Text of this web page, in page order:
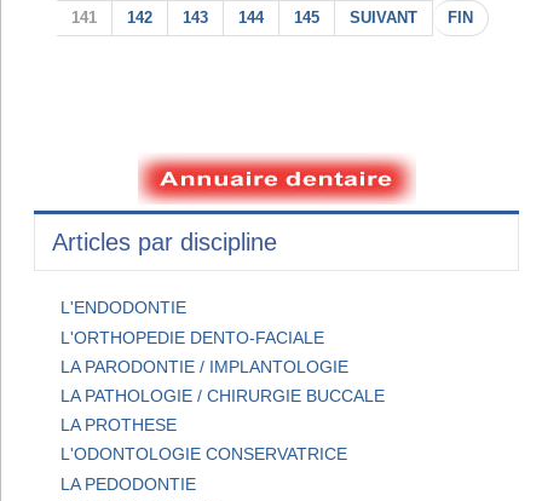
141 142 143 144 145 SUIVANT FIN
Articles par discipline
L'ENDODONTIE
L'ORTHOPEDIE DENTO-FACIALE
LA PARODONTIE / IMPLANTOLOGIE
LA PATHOLOGIE / CHIRURGIE BUCCALE
LA PROTHESE
L'ODONTOLOGIE CONSERVATRICE
LA PEDODONTIE